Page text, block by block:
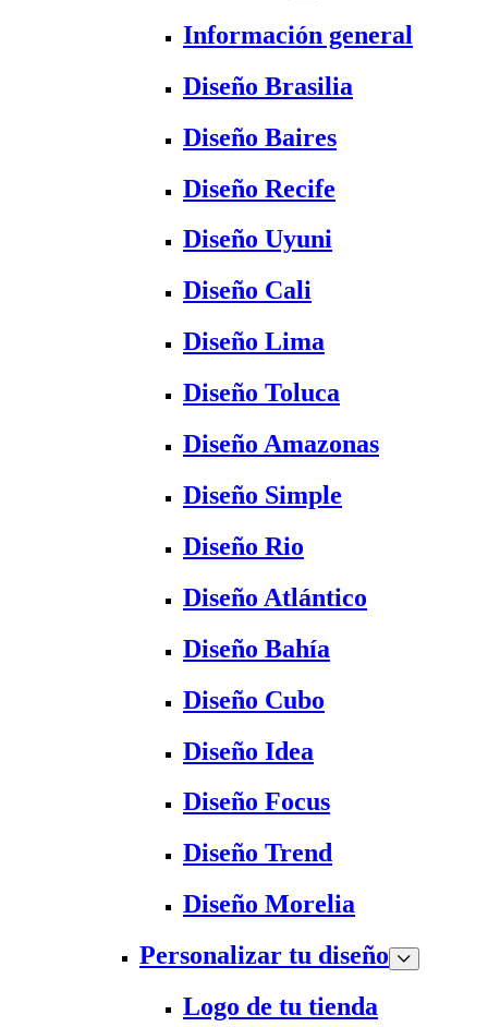
Información general
Diseño Brasilia
Diseño Baires
Diseño Recife
Diseño Uyuni
Diseño Cali
Diseño Lima
Diseño Toluca
Diseño Amazonas
Diseño Simple
Diseño Rio
Diseño Atlántico
Diseño Bahía
Diseño Cubo
Diseño Idea
Diseño Focus
Diseño Trend
Diseño Morelia
Personalizar tu diseño
Logo de tu tienda